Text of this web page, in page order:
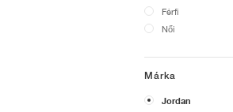
Férfi
Női
Márka
Jordan